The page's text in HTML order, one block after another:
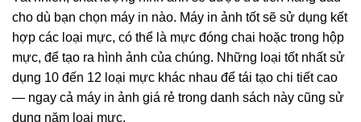
cho dù bạn chọn máy in nào. Máy in ảnh tốt sẽ sử dụng kết
hợp các loại mực, có thể là mực đóng chai hoặc trong hộp
mực, để tạo ra hình ảnh của chúng. Những loại tốt nhất sử
dụng 10 đến 12 loại mực khác nhau để tái tạo chi tiết cao
— ngay cả máy in ảnh giá rẻ trong danh sách này cũng sử
dụng năm loại mực.